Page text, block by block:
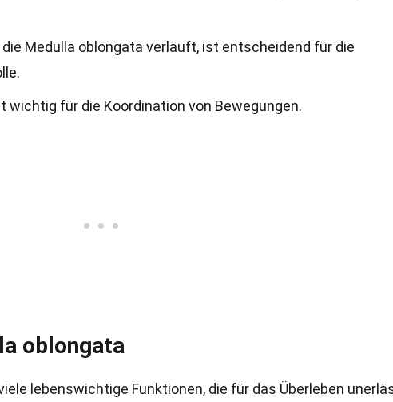
die Medulla oblongata verläuft, ist entscheidend für die
wichtig für die Koordination von Bewegungen.
oblongata
lebenswichtige Funktionen, die für das Überleben